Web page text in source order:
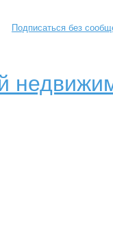
Подписаться без